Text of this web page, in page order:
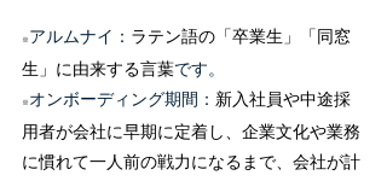
※ アルムナイ： ラテン語の「卒業生」「同窓
生」に由来する言葉です。
※ オンボーディング期間： 新入社員や中途採
用者が会社に早期に定着し、企業文化や業務
に慣れて一人前の戦力になるまで、会社が計